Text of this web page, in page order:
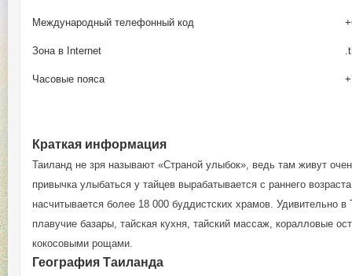
Международный телефонный код
Зона в Internet
Часовые пояса
Краткая информация
Таиланд не зря называют «Страной улыбок», ведь там живут
привычка улыбаться у тайцев вырабатывается с раннего
насчитывается более 18 000 буддистских храмов.
плавучие базары, тайская кухня, тайский массаж, коралловые
кокосовыми рощами.
География Таиланда